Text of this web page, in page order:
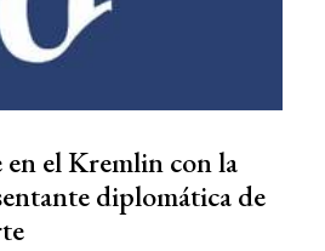
el Kremlin con la
diplomática de